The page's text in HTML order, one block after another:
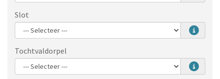
Slot
Tochtvaldorpel